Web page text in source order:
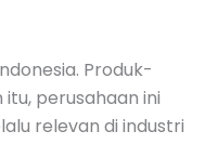
Produk-
perusahaan ini
relevan di industri